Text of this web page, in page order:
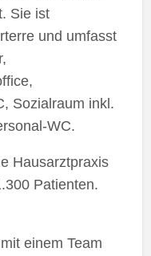
Sie ist
und umfasst
Sozialraum inkl.
WC.
Hausarztpraxis
Patienten.
einem Team